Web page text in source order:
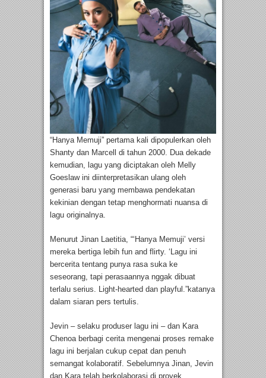
“Hanya Memuji” pertama kali dipopulerkan oleh
Shanty dan Marcell di tahun 2000. Dua dekade
kemudian, lagu yang diciptakan oleh Melly
Goeslaw ini diinterpretasikan ulang oleh
generasi baru yang membawa pendekatan
kekinian dengan tetap menghormati nuansa di
lagu originalnya.
Menurut Jinan Laetitia, “‘Hanya Memuji’ versi
mereka bertiga lebih fun and flirty. ‘Lagu ini
bercerita tentang punya rasa suka ke
seseorang, tapi perasaannya nggak dibuat
terlalu serius. Light-hearted dan playful.”katanya
dalam siaran pers tertulis.
Jevin – selaku produser lagu ini – dan Kara
Chenoa berbagi cerita mengenai proses remake
lagu ini berjalan cukup cepat dan penuh
semangat kolaboratif. Sebelumnya Jinan, Jevin
dan Kara telah berkolaborasi di proyek